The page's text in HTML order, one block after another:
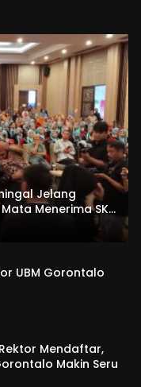
Jelang
Menerima SKL
UBM Gorontalo
Mendaftar,
Makin Seru